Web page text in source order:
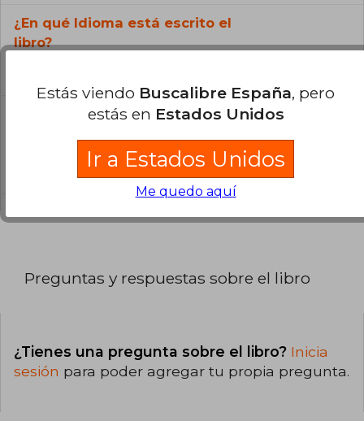
¿En qué Idioma está escrito el
libro?
¿Cuál es la encuadernación de este libro?
La encuadernación de esta edición es Tapa
Preguntas y respuestas sobre el libro
¿Tienes una pregunta sobre el libro? Inicia
sesión para poder agregar tu propia pregunta.
Estás viendo Buscalibre España, pero
estás en Estados Unidos
Ir a Estados Unidos
Me quedo aquí